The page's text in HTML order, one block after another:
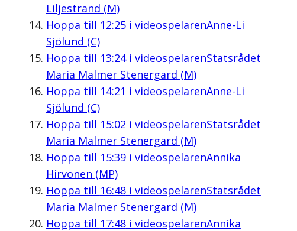
Liljestrand (M)
Hoppa till 12:25i videospelarenAnne-Li
Sjölund (C)
Hoppa till 13:24i videospelarenStatsrådet
Maria Malmer Stenergard (M)
Hoppa till 14:21 i videospelarenAnne-Li
Sjölund (C)
Hoppa till 15:02 i videospelarenStatsrådet
Maria Malmer Stenergard (M)
Hoppa till 15:39i videospelarenAnnika
Hirvonen (MP)
Hoppa till 16:48i videospelarenStatsrådet
Maria Malmer Stenergard (M)
Hoppa till 17:48i videospelarenAnnika